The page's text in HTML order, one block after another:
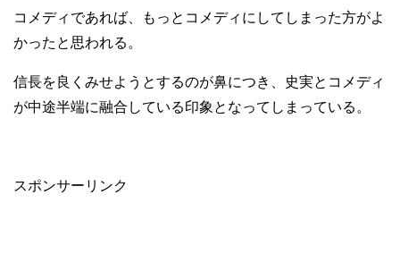
コメディであれば、もっとコメディにしてしまった方がよ
かったと思われる。
信長を良くみせようとするのが鼻につき、史実とコメディ
が中途半端に融合している印象となってしまっている。
スポンサーリンク